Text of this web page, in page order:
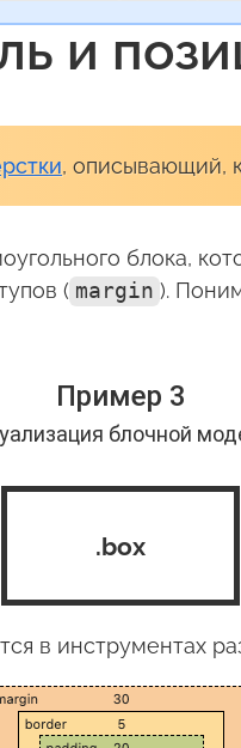
и
, описывающий,
блока,
( margin ).
Пример 3
блочной
.box
в инструментах